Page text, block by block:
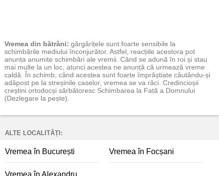
Vremea din bătrâni: gărgărițele sunt foarte sensibile la
schimbările mediului înconjurător. Astfel, reacțiile acestora pot
anunța anumite schimbări ale vremii. Când se adună în roi și stau
mai multe la un loc, atunci acestea ne anunță că urmează vreme
caldă. În schimb, când acestea sunt foarte împrăștiate căutându-și
adăpost pe la streșinile caselor, vremea se va răci. Credincioșii
creștini ortodocși sărbătoresc Schimbarea la Față a Domnului
(Dezlegare la pește).
ALTE LOCALITĂȚI:
Vremea în București Vremea în Focșani
Vremea în Alexandru